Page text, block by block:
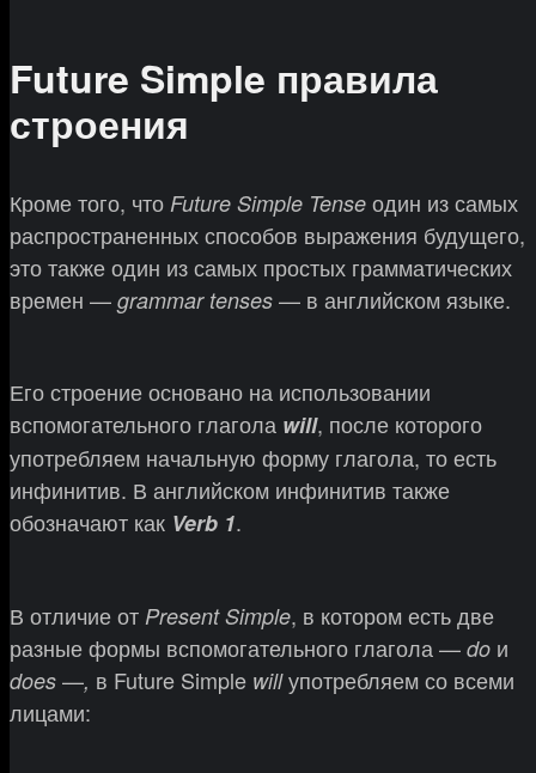
Future Simple правила
строения
Кроме того, что Future Simple Tense один из самых
распространенных способов выражения будущего,
это также один из самых простых грамматических
времен — grammar tenses — в английском языке.
Его строение основано на использовании
вспомогательного глагола will, после которого
употребляем начальную форму глагола, то есть
инфинитив. В английском инфинитив также
обозначают как Verb 1.
В отличие от Present Simple, в котором есть две
разные формы вспомогательного глагола — do и
does —, в Future Simple willупотребляем со всеми
лицами: